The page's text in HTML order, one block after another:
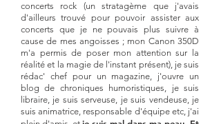
concerts rock (un stratagème que j'avais
d'ailleurs trouvé pour pouvoir assister aux
concerts que je ne pouvais plus suivre à
cause de mes angoisses ; mon Canon 350D
m'a permis de poser mon attention sur la
réalité et la magie de l'instant présent), je suis
rédac' chef pour un magazine, j'ouvre un
blog de chroniques humoristiques, je suis
libraire, je suis serveuse, je suis vendeuse, je
suis animatrice, responsable d'équipe etc, j'ai